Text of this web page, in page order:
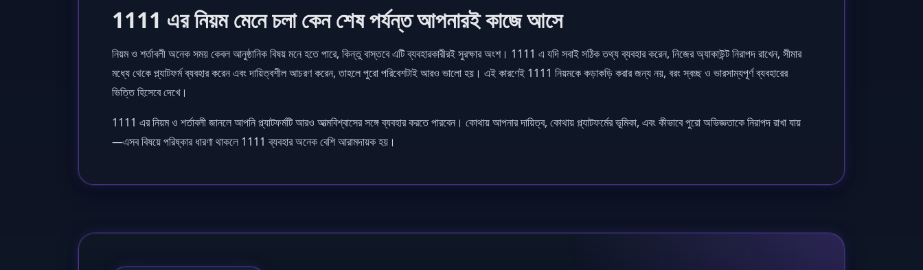
1111 এর নিয়ম মেনে চলা কেন শেষ পর্যন্ত আপনারই কাজে আসে
নিয়ম ও শর্তাবলী অনেক সময় কেবল আনুষ্ঠানিক বিষয় মনে হতে পারে, কিন্তু বাস্তবে এটি ব্যবহারকারীরই সুরক্ষার অংশ। 1111 এ যদি সবাই সঠিক তথ্য ব্যবহার করেন, নিজের অ্যাকাউন্ট নিরাপদ রাখেন, সীমার
মধ্যে থেকে প্ল্যাটফর্ম ব্যবহার করেন এবং দায়িত্বশীল আচরণ করেন, তাহলে পুরো পরিবেশটাই আরও ভালো হয়। এই কারণেই 1111 নিয়মকে কড়াকড়ি করার জন্য নয়, বরং স্বচ্ছ ও ভারসাম্যপূর্ণ ব্যবহারের
ভিত্তি হিসেবে দেখে।
1111 এর নিয়ম ও শর্তাবলী জানলে আপনি প্ল্যাটফর্মটি আরও আত্মবিশ্বাসের সঙ্গে ব্যবহার করতে পারবেন। কোথায় আপনার দায়িত্ব, কোথায় প্ল্যাটফর্মের ভূমিকা, এবং কীভাবে পুরো অভিজ্ঞতাকে নিরাপদ রাখা যায়
—এসব বিষয়ে পরিষ্কার ধারণা থাকলে 1111 ব্যবহার অনেক বেশি আরামদায়ক হয়।